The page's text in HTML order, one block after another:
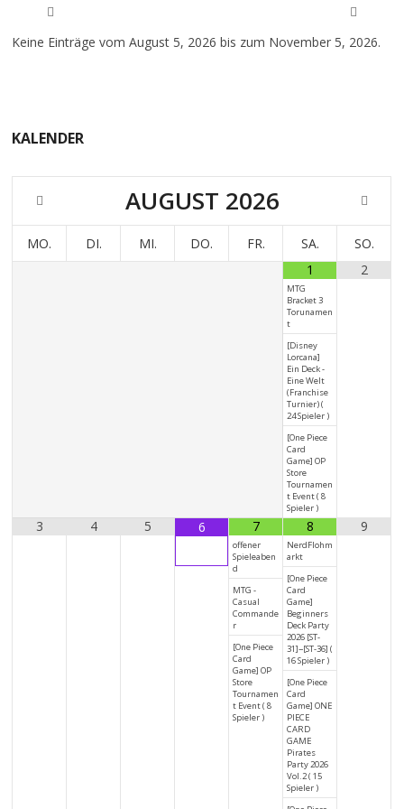
Keine Einträge vom August 5, 2026 bis zum November 5, 2026.
KALENDER
AUGUST 2026
MO. DI. MI. DO. FR. SA.
SO.
1
MTG
Bracket 3
Torunamen
t
[Disney
Lorcana]
Ein Deck -
Eine Welt
(Franchise
Turnier) (
24 Spieler )
[One Piece
Card
Game] OP
Store
Tournamen
t Event ( 8
Spieler )
2
3 4 5 6 7
offener
Spieleaben
d
MTG -
Casual
Commande
r
[One Piece
Card
Game] OP
Store
Tournamen
t Event ( 8
Spieler )
8
NerdFlohm
arkt
[One Piece
Card
Game]
Beginners
Deck Party
2026 [ST-
31]~[ST-36] (
16 Spieler )
[One Piece
Card
Game] ONE
PIECE
CARD
GAME
Pirates
Party 2026
Vol.2 ( 15
Spieler )
9